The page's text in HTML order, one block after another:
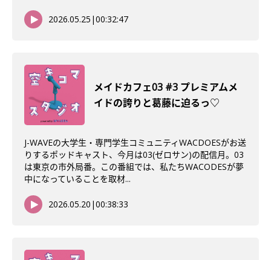
2026.05.25 |00:32:47
メイドカフェ03 #3 プレミアムメ
イドの誇りと葛藤に迫るっ♡
J-WAVEの大学生・専門学生コミュニティWACDOESがお送
りするポッドキャスト、今月は03(ゼロサン)の配信月。03
は東京の市外局番。この番組では、私たちWACODESが夢
中になっていることを取材...
2026.05.20 |00:38:33